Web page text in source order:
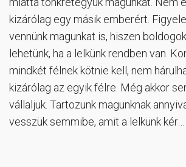
kizárólag egy másik emberért.
vennünk magunkat is, hiszen
lehetünk, ha a lelkünk rendben van.
mindkét félnek kötnie kell, nem
kizárólag az egyik félre. Még akkor
vállaljuk. Tartozunk magunknak
vesszük semmibe, amit a lelkünk kér…